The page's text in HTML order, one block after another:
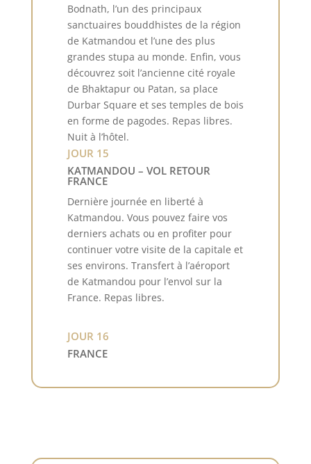
Bodnath, l’un des principaux
sanctuaires bouddhistes de la région
de Katmandou et l’une des plus
grandes stupa au monde. Enfin, vous
découvrez soit l’ancienne cité royale
de Bhaktapur ou Patan, sa place
Durbar Square et ses temples de bois
en forme de pagodes. Repas libres.
Nuit à l’hôtel.
JOUR 15
KATMANDOU – VOL RETOUR
FRANCE
Dernière journée en liberté à
Katmandou. Vous pouvez faire vos
derniers achats ou en profiter pour
continuer votre visite de la capitale et
ses environs. Transfert à l’aéroport
de Katmandou pour l’envol sur la
France. Repas libres.
JOUR 16
FRANCE